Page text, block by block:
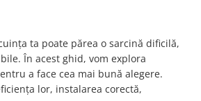
ta poate părea o sarcină dificilă,
În acest ghid, vom explora
a face cea mai bună alegere.
lor, instalarea corectă,